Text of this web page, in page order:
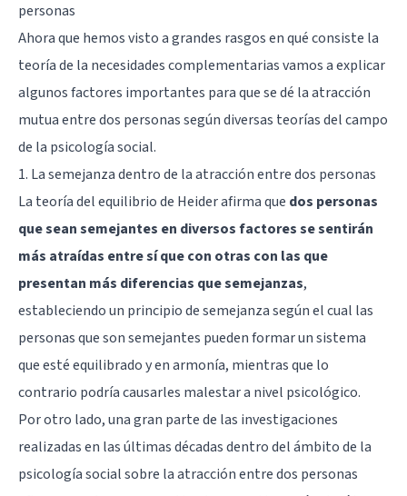
personas
Ahora que hemos visto a grandes rasgos en qué consiste la
teoría de la necesidades complementarias vamos a explicar
algunos factores importantes para que se dé la atracción
mutua entre dos personas según diversas teorías del campo
de la psicología social.
1. La semejanza dentro de la atracción entre dos personas
La teoría del equilibrio de Heider afirma que dos personas
que sean semejantes en diversos factores se sentirán
más atraídas entre sí que con otras con las que
presentan más diferencias que semejanzas,
estableciendo un principio de semejanza según el cual las
personas que son semejantes pueden formar un sistema
que esté equilibrado y en armonía, mientras que lo
contrario podría causarles malestar a nivel psicológico.
Por otro lado, una gran parte de las investigaciones
realizadas en las últimas décadas dentro del ámbito de la
psicología social sobre la atracción entre dos personas